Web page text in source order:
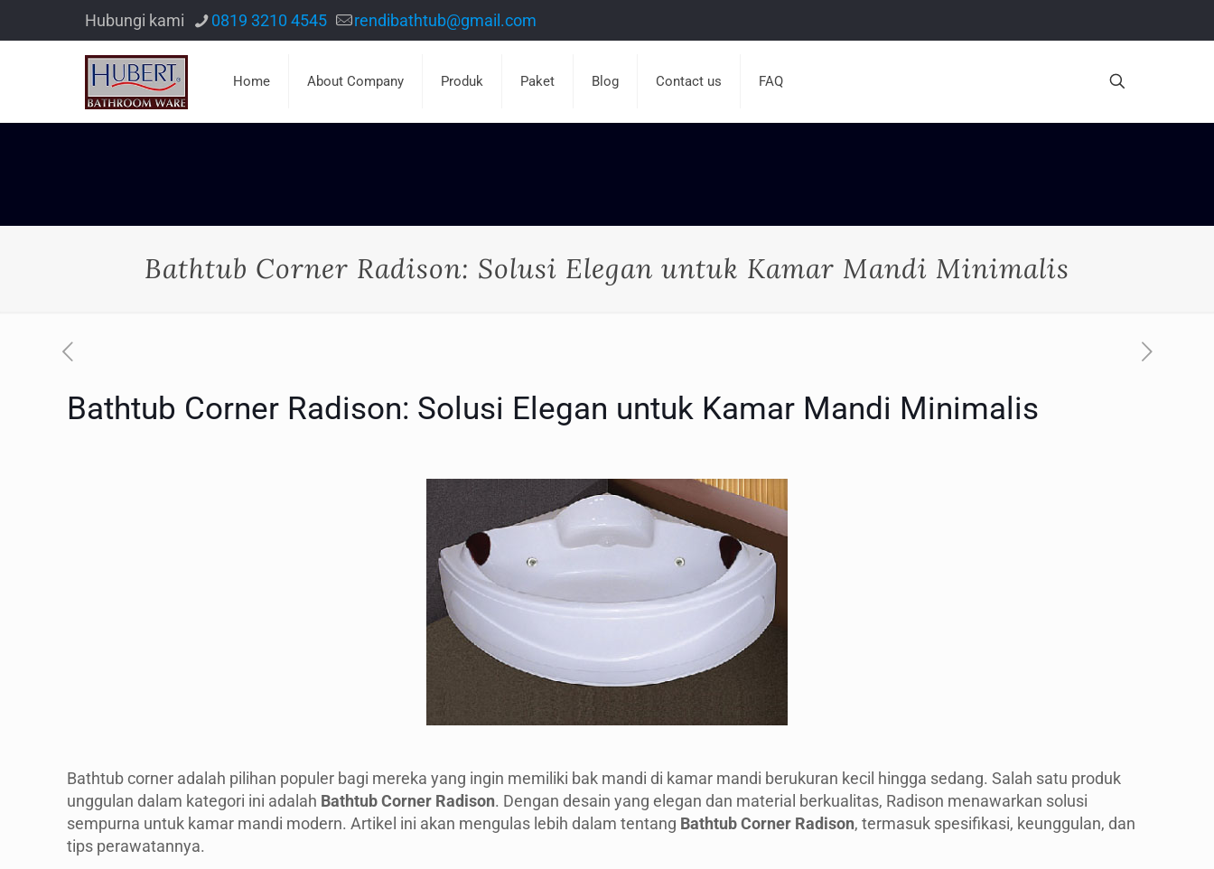
Hubungi kami 0819 3210 4545 rendibathtub@gmail.com
Home About Company Produk Paket Blog Contact us FAQ
Bathtub Corner Radison: Solusi Elegan untuk Kamar Mandi Minimalis
Bathtub Corner Radison: Solusi Elegan untuk Kamar Mandi Minimalis
Bathtub corner adalah pilihan populer bagi mereka yang ingin memiliki bak mandi di kamar mandi berukuran kecil hingga sedang. Salah satu produk
unggulan dalam kategori ini adalah Bathtub Corner Radison. Dengan desain yang elegan dan material berkualitas, Radison menawarkan solusi
sempurna untuk kamar mandi modern. Artikel ini akan mengulas lebih dalam tentang Bathtub Corner Radison, termasuk spesifikasi, keunggulan, dan
tips perawatannya.